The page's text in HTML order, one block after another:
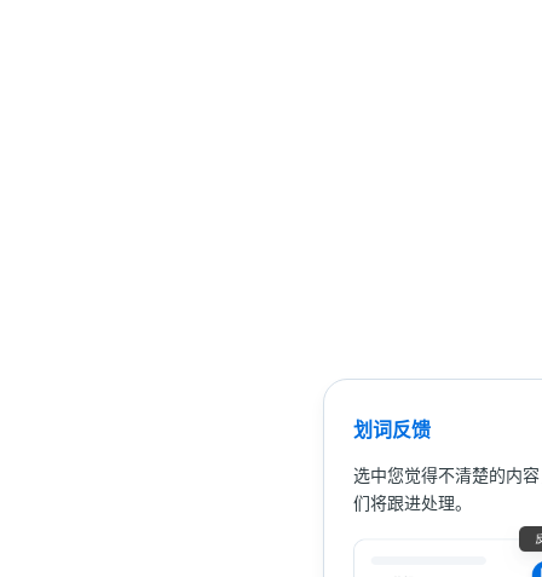
划词反馈
选中您觉得不清楚的内
们将跟进处理。